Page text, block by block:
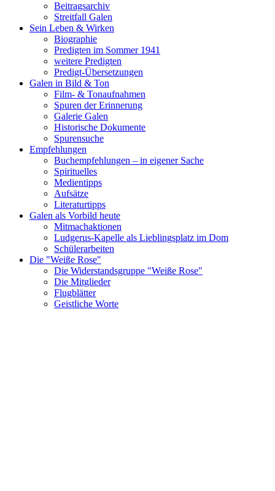
Beitragsarchiv
Streitfall Galen
Sein Leben & Wirken
Biographie
Predigten im Sommer 1941
weitere Predigten
Predigt-Übersetzungen
Galen in Bild & Ton
Film- & Tonaufnahmen
Spuren der Erinnerung
Galerie Galen
Historische Dokumente
Spurensuche
Empfehlungen
Buchempfehlungen – in eigener Sache
Spirituelles
Medientipps
Aufsätze
Literaturtipps
Galen als Vorbild heute
Mitmachaktionen
Ludgerus-Kapelle als Lieblingsplatz im Dom
Schülerarbeiten
Die "Weiße Rose"
Die Widerstandsgruppe "Weiße Rose"
Die Mitglieder
Flugblätter
Geistliche Worte